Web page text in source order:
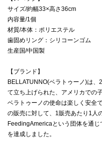
サイズ/約幅33×高さ36cm
内容量/1個
材質/本体：ポリエステル
歯固めリング：シリコーンゴム
生産国/中国製
【ブランド】
BELLATUNNO(ベラトゥーノ)は
て立ち上げられた、アメリカでの
ベラトゥーノの使命は楽しく安全
の販売に対して、1販売あたり1人
FeedingAmericaという団体を通
を達成しました。